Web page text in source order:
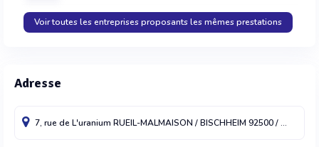
Voir toutes les entreprises proposants les mêmes prestations
Adresse
7, rue de L'uranium RUEIL-MALMAISON / BISCHHEIM 92500 / 67800